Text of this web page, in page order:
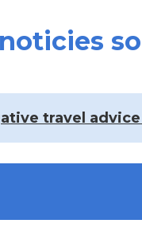
travel